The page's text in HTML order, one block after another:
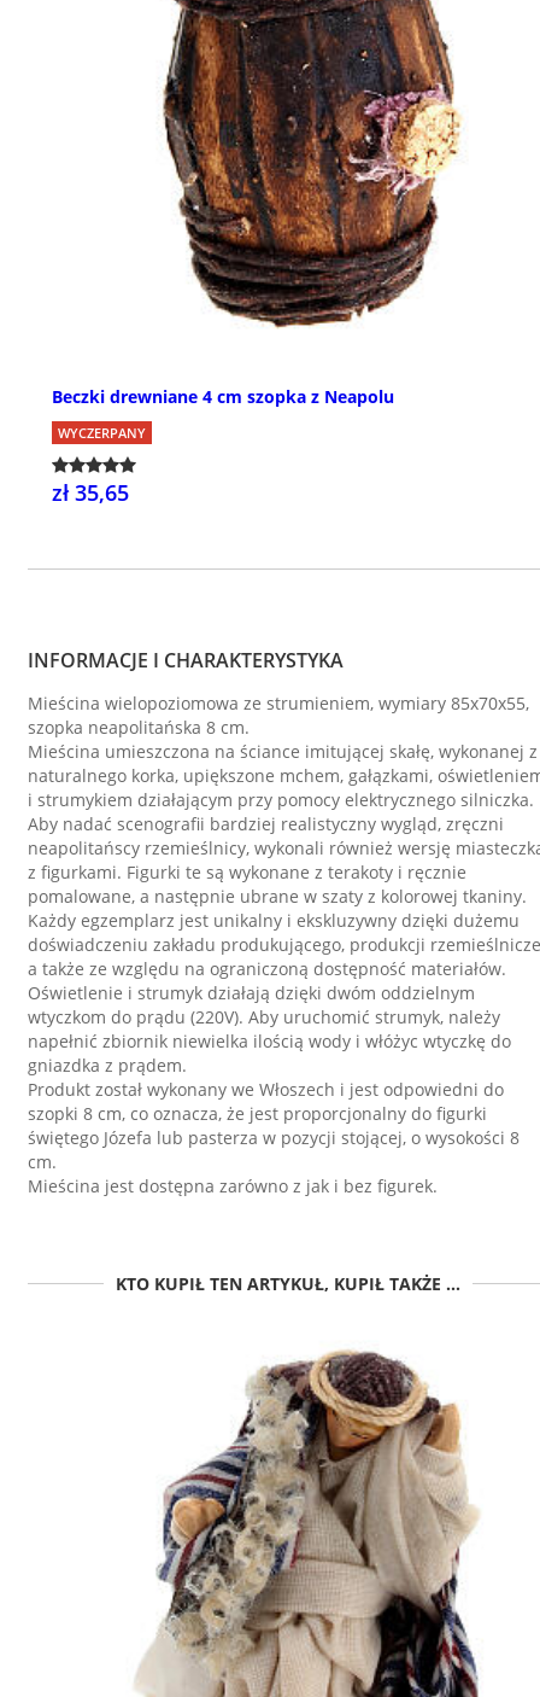
Beczki drewniane 4 cm szopka z Neapolu
WYCZERPANY
zł 35,65
INFORMACJE I CHARAKTERYSTYKA
Mieścina wielopoziomowa ze strumieniem, wymiary 85x70x55,
szopka neapolitańska 8 cm.
Mieścina umieszczona na ściance imitującej skałę, wykonanej z
naturalnego korka, upiększone mchem, gałązkami,
i strumykiem działającym przy pomocy elektrycznego silniczka.
Aby nadać scenografii bardziej realistyczny wygląd, zręczni
neapolitańscy rzemieślnicy, wykonali również wersję
z figurkami. Figurki te są wykonane z terakoty i ręcznie
pomalowane, a następnie ubrane w szaty z kolorowej tkaniny.
Każdy egzemplarz jest unikalny i ekskluzywny dzięki dużemu
doświadczeniu zakładu produkującego, produkcji
a także ze względu na ograniczoną dostępność materiałów.
Oświetlenie i strumyk działają dzięki dwóm oddzielnym
wtyczkom do prądu (220V). Aby uruchomić strumyk, należy
napełnić zbiornik niewielka ilością wody i włóżyc wtyczkę do
gniazdka z prądem.
Produkt został wykonany we Włoszech i jest odpowiedni do
szopki 8 cm, co oznacza, że jest proporcjonalny do figurki
świętego Józefa lub pasterza w pozycji stojącej, o wysokości 8
cm.
Mieścina jest dostępna zarówno z jak i bez figurek.
KTO KUPIŁ TEN ARTYKUŁ, KUPIŁ TAKŻE ...